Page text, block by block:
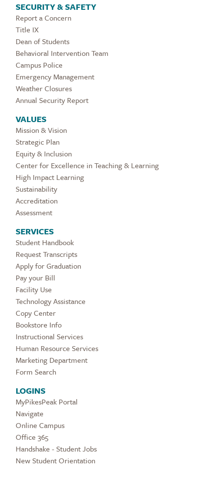
SECURITY & SAFETY
Report a Concern
Title IX
Dean of Students
Behavioral Intervention Team
Campus Police
Emergency Management
Weather Closures
Annual Security Report
VALUES
Mission & Vision
Strategic Plan
Equity & Inclusion
Center for Excellence in Teaching & Learning
High Impact Learning
Sustainability
Accreditation
Assessment
SERVICES
Student Handbook
Request Transcripts
Apply for Graduation
Pay your Bill
Facility Use
Technology Assistance
Copy Center
Bookstore Info
Instructional Services
Human Resource Services
Marketing Department
Form Search
LOGINS
MyPikesPeak Portal
Navigate
Online Campus
Office 365
Handshake - Student Jobs
New Student Orientation